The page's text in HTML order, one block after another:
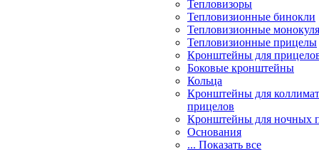
Тепловизоры
Тепловизионные бинокли
Тепловизионные
Тепловизионные прицелы
Кронштейны для
Боковые кронштейны
Кольца
Кронштейны для
прицелов
Кронштейны для ночных
Основания
... Показать все